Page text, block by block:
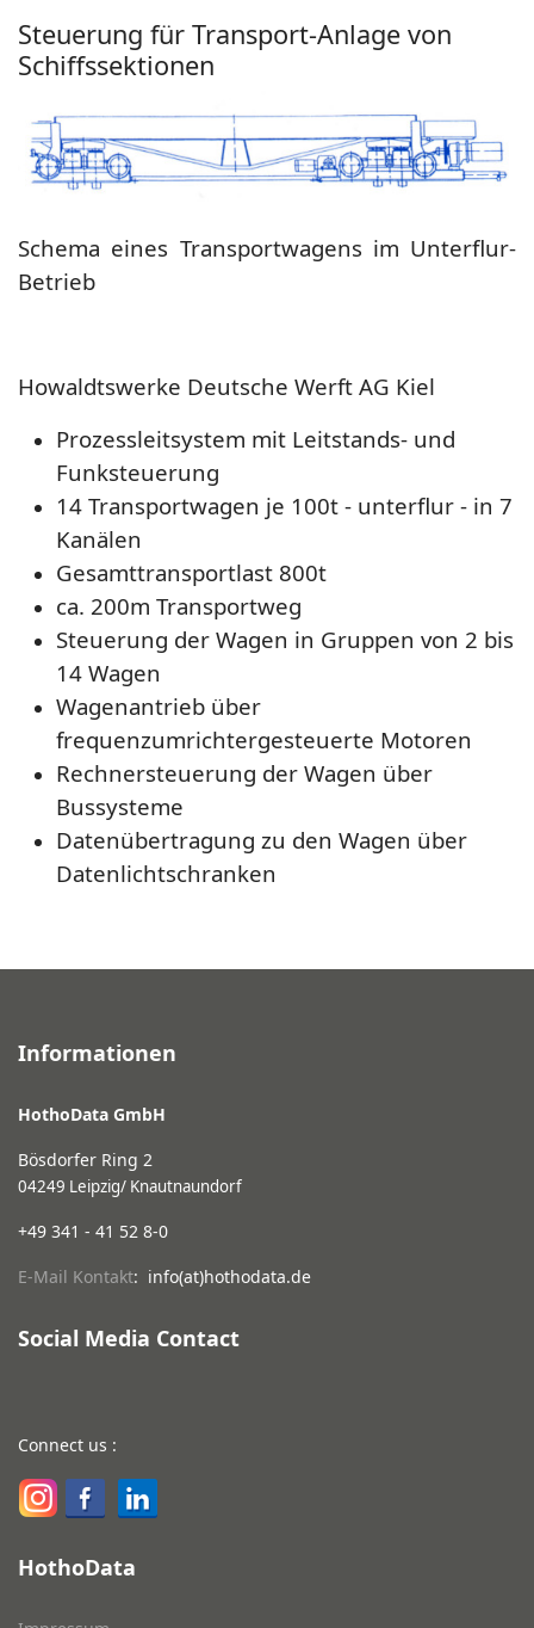
Steuerung für Transport-Anlage von
Schiffssektionen
Schema eines Transportwagens im Unterflur-
Betrieb
Howaldtswerke Deutsche Werft AG Kiel
Prozessleitsystem mit Leitstands- und
Funksteuerung
14 Transportwagen je 100t - unterflur - in 7
Kanälen
Gesamttransportlast 800t
ca. 200m Transportweg
Steuerung der Wagen in Gruppen von 2 bis
14 Wagen
Wagenantrieb über
frequenzumrichtergesteuerte Motoren
Rechnersteuerung der Wagen über
Bussysteme
Datenübertragung zu den Wagen über
Datenlichtschranken
Informationen
HothoData GmbH
Bösdorfer Ring 2
04249 Leipzig/ Knautnaundorf
+49 341 - 41 52 8-0
E-Mail Kontakt: info(at)hothodata.de
Social Media Contact
Connect us :
HothoData